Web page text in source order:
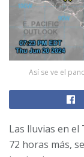
Así se ve el
Las lluvias en
72 horas más,